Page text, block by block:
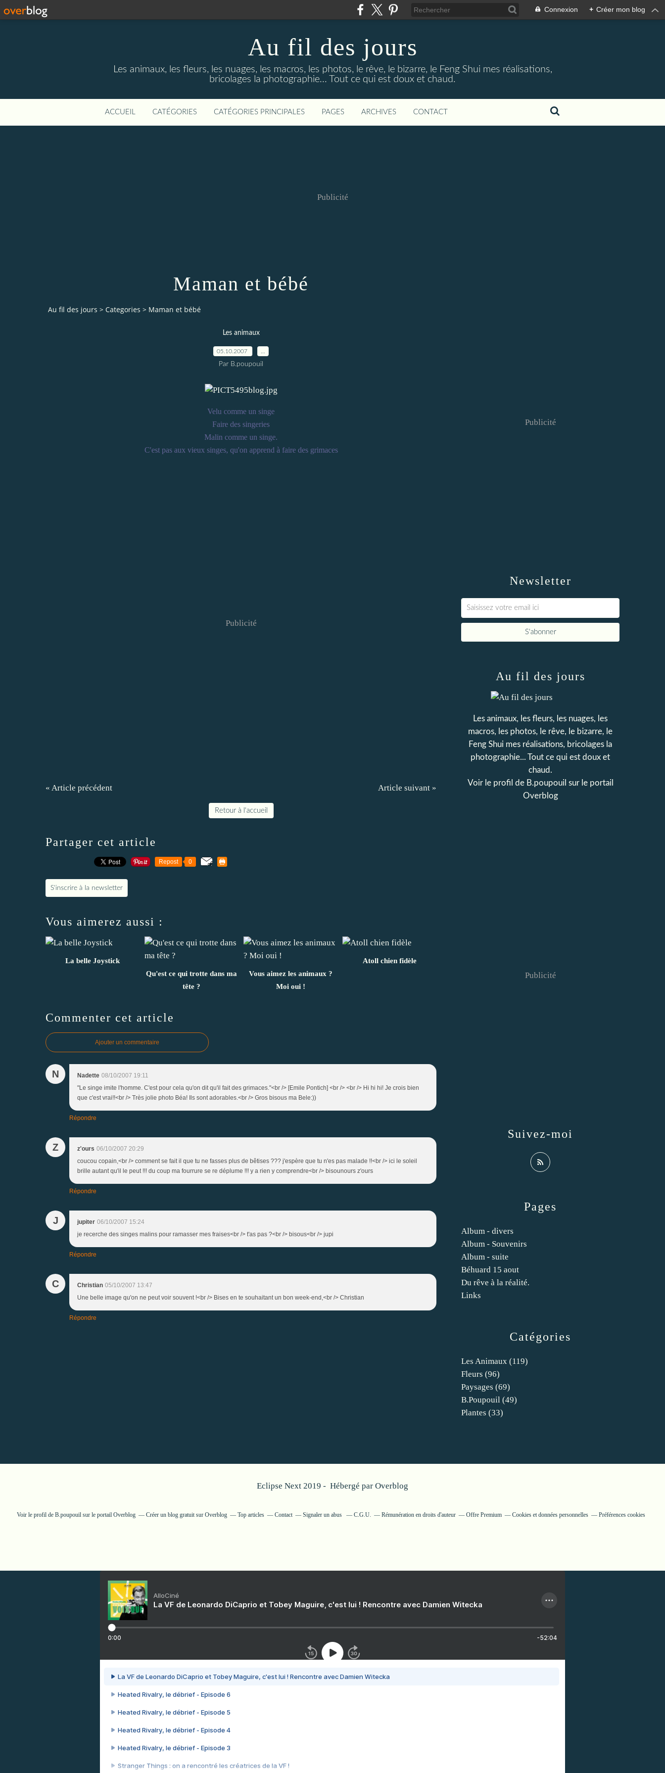
Connexion + Créer mon blog
Au fil des jours
Les animaux, les fleurs, les nuages, les macros, les photos, le rêve, le bizarre, le Feng Shui mes réalisations,
bricolages la photographie... Tout ce qui est doux et chaud.
ACCUEIL CATÉGORIES CATÉGORIES PRINCIPALES PAGES ARCHIVES CONTACT
Publicité
Maman et bébé
Au fil des jours > Categories > Maman et bébé
Les animaux
05.10.2007
Par B.poupouil
Velu comme un singe
Faire des singeries
Malin comme un singe.
C'est pas aux vieux singes, qu'on apprend à faire des grimaces
Publicité
« Article précédent Article suivant »
Retour à l'accueil
Partager cet article
Repost 0
S'inscrire à la newsletter
Vous aimerez aussi :
La belle Joystick
Qu'est ce qui trotte dans ma
tête ?
Vous aimez les animaux ?
Moi oui !
Atoll chien fidèle
Commenter cet article
Ajouter un commentaire
N Nadette 08/10/2007 19:11
"Le singe imite l'homme. C'est pour cela qu'on dit qu'il fait des grimaces."<br /> [Emile Pontich] <br /> <br /> Hi hi hi! Je crois bien
que c'est vrai!!<br /> Très jolie photo Béa! Ils sont adorables.<br /> Gros bisous ma Bele:))
Répondre
Z z'ours 06/10/2007 20:29
coucou copain,<br /> comment se fait il que tu ne fasses plus de bêtises ??? j'espère que tu n'es pas malade !!<br /> ici le soleil
brille autant qu'il le peut !!! du coup ma fourrure se re déplume !!! y a rien y comprendre<br /> bisounours z'ours
Répondre
J jupiter 06/10/2007 15:24
je recerche des singes malins pour ramasser mes fraises<br /> t'as pas ?<br /> bisous<br /> jupi
Répondre
C Christian 05/10/2007 13:47
Une belle image qu'on ne peut voir souvent !<br /> Bises en te souhaitant un bon week-end,<br /> Christian
Répondre
Newsletter
Publicité
Catégories
Les Animaux (119)
Fleurs (96)
Paysages (69)
B.poupouil (49)
Plantes (33)
Pages
Album - divers
Album - Souvenirs
Album - suite
Béhuard 15 aout
Du rêve à la réalité.
Links
Au fil des jours
Les animaux, les fleurs, les nuages, les
macros, les photos, le rêve, le bizarre, le
Feng Shui mes réalisations, bricolages la
photographie... Tout ce qui est doux et
chaud.
Voir le profil de B.poupouil sur le portail
Overblog
Suivez-moi
Publicité
Eclipse Next 2019 - Hébergé par Overblog
Voir le profil de B.poupouil sur le portail Overblog Créer un blog gratuit sur Overblog Top articles Contact Signaler un abus C.G.U. Rémunération en droits d'auteur Offre Premium Cookies et données personnelles Préférences cookies
AlloCiné
La VF de Leonardo DiCaprio et Tobey Maguire, c'est lui ! Rencontre avec Damien Witecka
0:00 -52:04
La VF de Leonardo DiCaprio et Tobey Maguire, c'est lui ! Rencontre avec Damien Witecka
Heated Rivalry, le débrief - Episode 6
Heated Rivalry, le débrief - Episode 5
Heated Rivalry, le débrief - Episode 4
Heated Rivalry, le débrief - Episode 3
Stranger Things : on a rencontré les créatrices de la VF !